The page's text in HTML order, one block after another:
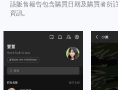
該販售報告包含購買日期及購買者所
資訊。